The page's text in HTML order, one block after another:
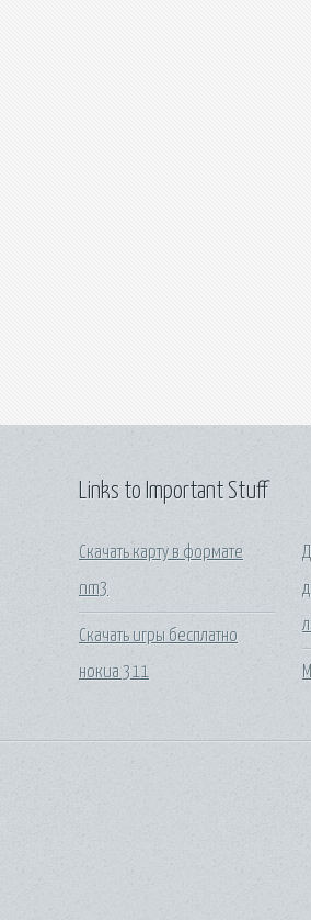
Links to Important Stuff
Скачать карту в формате
nm3
Скачать игры бесплатно
нокиа 311